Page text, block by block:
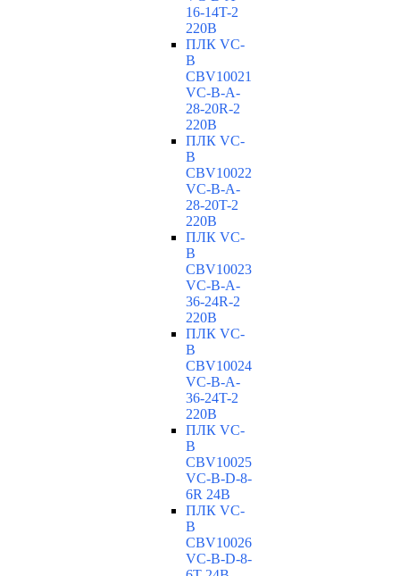
16-14T-2
220В
ПЛК VC-
B
CBV10021
VC-В-A-
28-20R-2
220В
ПЛК VC-
B
CBV10022
VC-В-A-
28-20T-2
220В
ПЛК VC-
B
CBV10023
VC-В-A-
36-24R-2
220В
ПЛК VC-
B
CBV10024
VC-В-A-
36-24T-2
220В
ПЛК VC-
B
CBV10025
VC-В-D-8-
6R 24В
ПЛК VC-
B
CBV10026
VC-В-D-8-